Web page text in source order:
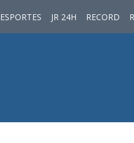
ESPORTES JR 24H RECORD